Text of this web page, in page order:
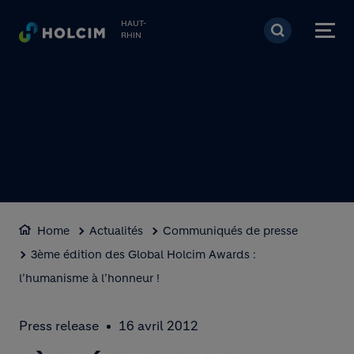
Aller au contenu
HAUT-
RHIN
Home Actualités
Communiqués de presse
3ème édition des Global Holcim Awards :
l’humanisme à l’honneur !
Press release 16 avril 2012